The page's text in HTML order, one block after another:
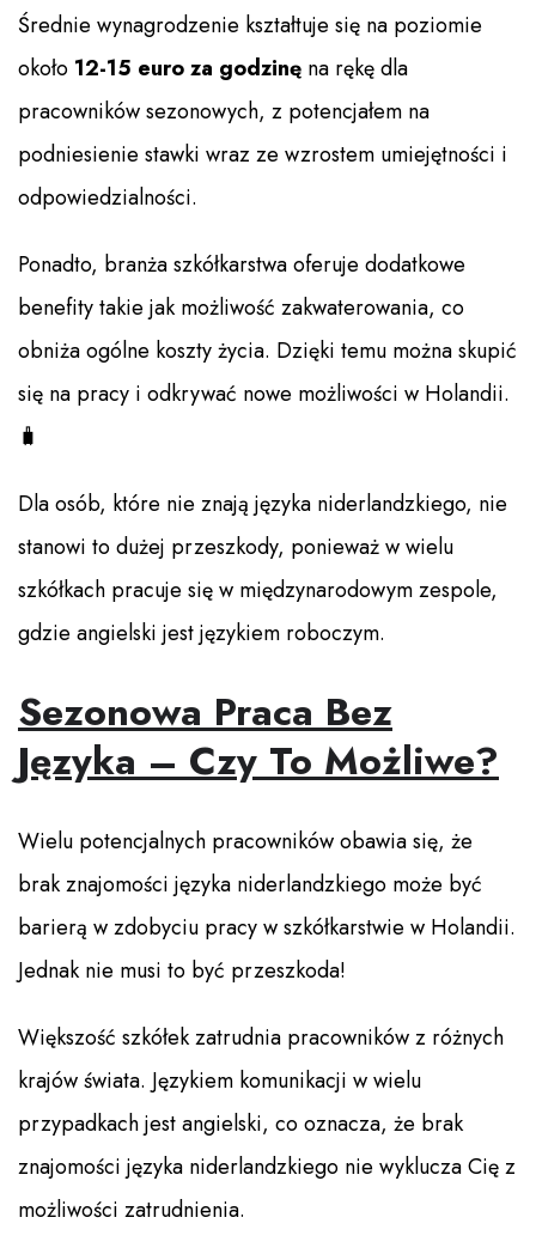
Średnie wynagrodzenie kształtuje się na poziomie
około 12-15 euro za godzinę na rękę dla
pracowników sezonowych, z potencjałem na
podniesienie stawki wraz ze wzrostem umiejętności i
odpowiedzialności.
Ponadto, branża szkółkarstwa oferuje dodatkowe
benefity takie jak możliwość zakwaterowania, co
obniża ogólne koszty życia. Dzięki temu można skupić
się na pracy i odkrywać nowe możliwości w Holandii.
🧳
Dla osób, które nie znają języka niderlandzkiego, nie
stanowi to dużej przeszkody, ponieważ w wielu
szkółkach pracuje się w międzynarodowym zespole,
gdzie angielski jest językiem roboczym.
Sezonowa Praca Bez
Języka – Czy To Możliwe?
Wielu potencjalnych pracowników obawia się, że
brak znajomości języka niderlandzkiego może być
barierą w zdobyciu pracy w szkółkarstwie w Holandii.
Jednak nie musi to być przeszkoda!
Większość szkółek zatrudnia pracowników z różnych
krajów świata. Językiem komunikacji w wielu
przypadkach jest angielski, co oznacza, że brak
znajomości języka niderlandzkiego nie wyklucza Cię z
możliwości zatrudnienia.